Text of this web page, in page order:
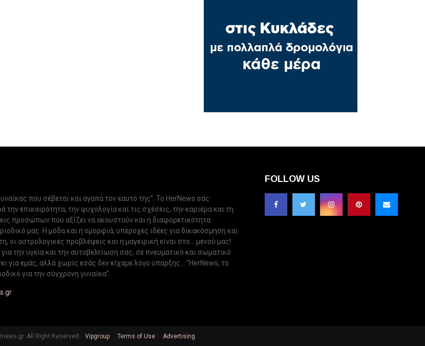
που σέβεται και αγαπά τον εαυτό της”. Το HerNews σας
την επικαιρότητα, την ψυχολογία και τις σχέσεις, την καριέρα και τη
προσώπων που αξίζει να ακουστούν και η διαφορετικότητα
μας. Η μόδα και η ομορφιά, υπέροχες ιδέες για δικακόσμηση και
οι αστρολογικές προβλέψεις και η μαγειρική είναι στο... μενού μας!
την υγεία και την αυτοβελτίωση σας, σε πνευματικό και σωματικό
για εμάς, αλλά χωρίς εσάς δεν είχαμε λόγο ύπαρξης... “HerNews, το
για την σύγχρονη γυναίκα”.
FOLLOW US
All Right Reserved Vipgroup Terms of Use Advertising